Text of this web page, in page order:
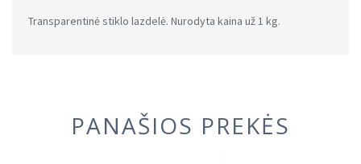
Transparentinė stiklo lazdelė. Nurodyta kaina už 1 kg.
PANAŠIOS PREKĖS